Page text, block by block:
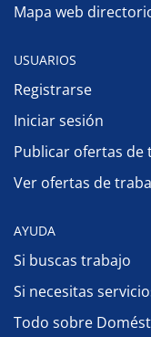
Mapa web
USUARIOS
Registrarse
Iniciar sesión
Publicar ofertas de
Ver ofertas de
AYUDA
Si buscas trabajo
Si necesitas
Todo sobre